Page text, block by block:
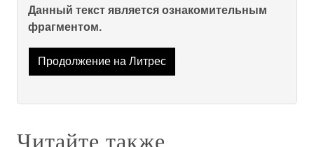
Данный текст является ознакомительным
фрагментом.
Продолжение на Литрес
Читайте также